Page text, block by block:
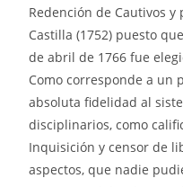
Redención de Cautivos
Castilla (1752) puesto
de abril de 1766 fue
Como corresponde a un
absoluta fidelidad al
disciplinarios, como
Inquisición y censor de
aspectos, que nadie